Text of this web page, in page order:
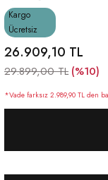
Kargo
Ücretsiz
26.909,10 TL
29.899,00 TL (%10)
*Vade farksız 2.989,90 TL den